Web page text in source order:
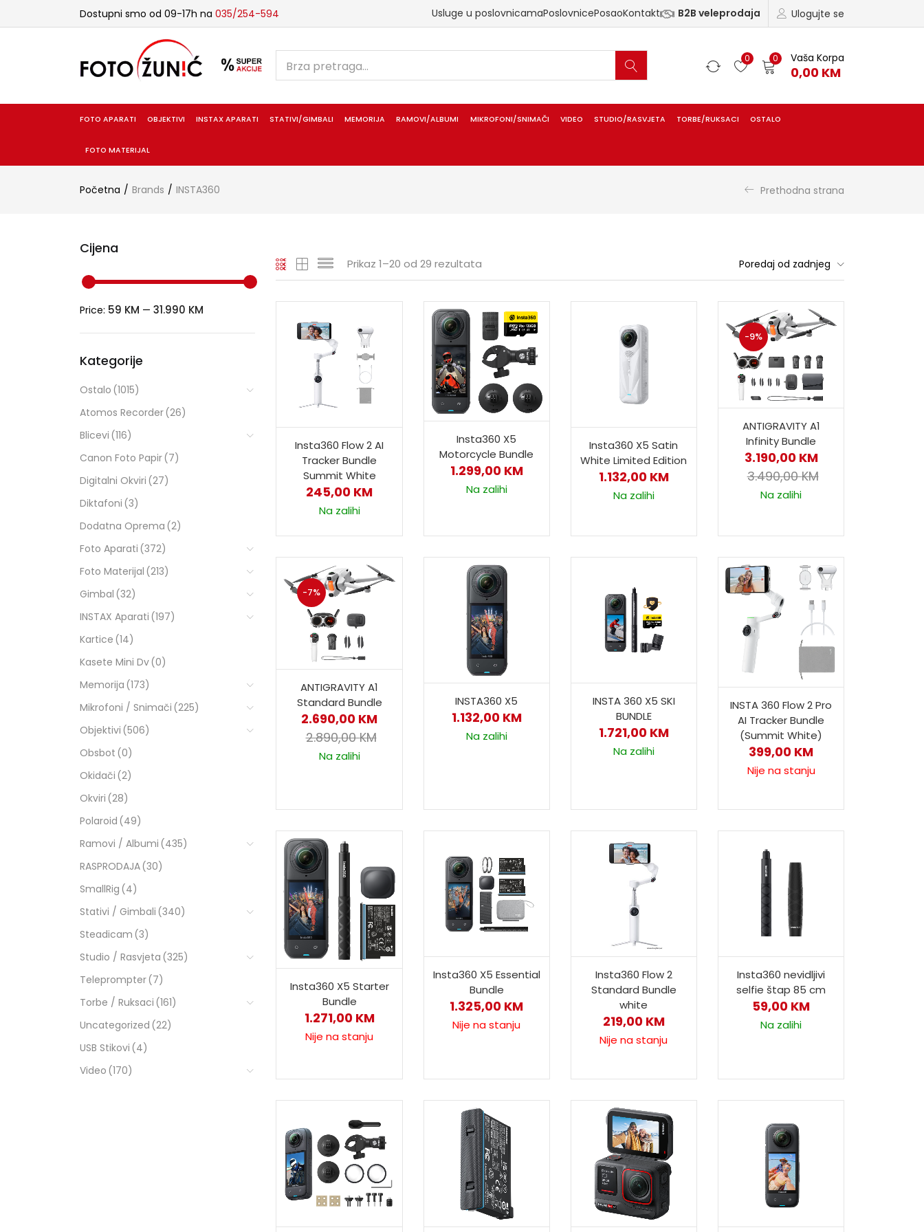
Dostupni smo od 09-17h na 035/254-594 Ulogujte se
Usluge u poslovnicamaPoslovnicePosaoKontakt B2B veleprodaja
0 0 Vaša Korpa
0,00 KM
FOTO APARATI OBJEKTIVI INSTAX APARATI STATIVI/GIMBALI MEMORIJA RAMOVI/ALBUMI MIKROFONI/SNIMAČI VIDEO STUDIO/RASVJETA TORBE/RUKSACI OSTALO
FOTO MATERIJAL
Početna Brands INSTA360 Prethodna strana
Prikaz 1–20 od 29 rezultata Poredaj od zadnjeg
Insta360 Flow 2 AI
Tracker Bundle
Summit White
245,00 KM
Na zalihi
Insta360 X5
Motorcycle Bundle
1.299,00 KM
Na zalihi
Insta360 X5 Satin
White Limited Edition
1.132,00 KM
Na zalihi
-9%
ANTIGRAVITY A1
Infinity Bundle
3.190,00 KM
3.490,00KM
Na zalihi
-7%
ANTIGRAVITY A1
Standard Bundle
2.690,00 KM
2.890,00KM
Na zalihi
INSTA360 X5
1.132,00 KM
Na zalihi
INSTA 360 X5 SKI
BUNDLE
1.721,00 KM
Na zalihi
INSTA 360 Flow 2 Pro
AI Tracker Bundle
(Summit White)
399,00 KM
Nije na stanju
Insta360 X5 Starter
Bundle
1.271,00 KM
Nije na stanju
Insta360 X5 Essential
Bundle
1.325,00 KM
Nije na stanju
Insta360 Flow 2
Standard Bundle
white
219,00 KM
Nije na stanju
Insta360 nevidljivi
selfie štap 85 cm
59,00 KM
Na zalihi
Cijena
Price: 59 KM — 31.990 KM
Kategorije
Ostalo (1015)
Atomos Recorder(26)
Blicevi (116)
Canon Foto Papir(7)
Digitalni Okviri (27)
Diktafoni (3)
Dodatna Oprema (2)
Foto Aparati (372)
Foto Materijal (213)
Gimbal (32)
INSTAX Aparati (197)
Kartice (14)
Kasete Mini Dv(0)
Memorija (173)
Mikrofoni / Snimači (225)
Objektivi (506)
Obsbot (0)
Okidači (2)
Okviri (28)
Polaroid (49)
Ramovi / Albumi (435)
RASPRODAJA(30)
SmallRig (4)
Stativi / Gimbali (340)
Steadicam (3)
Studio / Rasvjeta (325)
Teleprompter(7)
Torbe / Ruksaci (161)
Uncategorized (22)
USB Stikovi (4)
Video (170)